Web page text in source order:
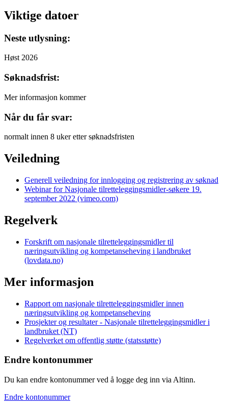
Viktige datoer
Neste utlysning:
Høst 2026
Søknadsfrist:
Mer informasjon kommer
Når du får svar:
normalt innen 8 uker etter søknadsfristen
Veiledning
Generell veiledning for innlogging og registrering av søknad
Webinar for Nasjonale tilretteleggingsmidler-søkere 19.
september 2022 (vimeo.com)
Regelverk
Forskrift om nasjonale tilretteleggingsmidler til
næringsutvikling og kompetanseheving i landbruket
(lovdata.no)
Mer informasjon
Rapport om nasjonale tilretteleggingsmidler innen
næringsutvikling og kompetanseheving
Prosjekter og resultater - Nasjonale tilretteleggingsmidler i
landbruket (NT)
Regelverket om offentlig støtte (statsstøtte)
Endre kontonummer
Du kan endre kontonummer ved å logge deg inn via Altinn.
Endre kontonummer